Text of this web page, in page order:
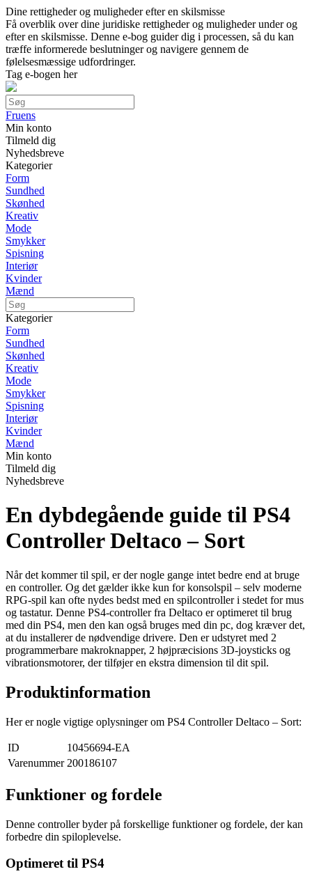
Dine rettigheder og muligheder efter en skilsmisse
Få overblik over dine juridiske rettigheder og muligheder under og
efter en skilsmisse. Denne e-bog guider dig i processen, så du kan
træffe informerede beslutninger og navigere gennem de
følelsesmæssige udfordringer.
Tag e-bogen her
Fruens
Min konto
Tilmeld dig
Nyhedsbreve
Kategorier
Form
Sundhed
Skønhed
Kreativ
Mode
Smykker
Spisning
Interiør
Kvinder
Mænd
Kategorier
Form
Sundhed
Skønhed
Kreativ
Mode
Smykker
Spisning
Interiør
Kvinder
Mænd
Min konto
Tilmeld dig
Nyhedsbreve
En dybdegående guide til PS4
Controller Deltaco – Sort
Når det kommer til spil, er der nogle gange intet bedre end at bruge
en controller. Og det gælder ikke kun for konsolspil – selv moderne
RPG-spil kan ofte nydes bedst med en spilcontroller i stedet for mus
og tastatur. Denne PS4-controller fra Deltaco er optimeret til brug
med din PS4, men den kan også bruges med din pc, dog kræver det,
at du installerer de nødvendige drivere. Den er udstyret med 2
programmerbare makroknapper, 2 højpræcisions 3D-joysticks og
vibrationsmotorer, der tilføjer en ekstra dimension til dit spil.
Produktinformation
Her er nogle vigtige oplysninger om PS4 Controller Deltaco – Sort:
ID
10456694-EA
Varenummer 200186107
Funktioner og fordele
Denne controller byder på forskellige funktioner og fordele, der kan
forbedre din spiloplevelse.
Optimeret til PS4